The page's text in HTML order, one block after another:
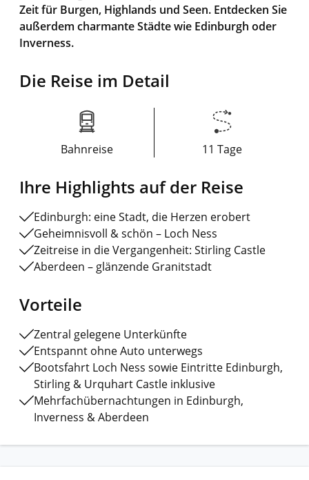
Zeit für Burgen, Highlands und Seen. Entdecken Sie
außerdem charmante Städte wie Edinburgh oder
Inverness.
Die Reise im Detail
Bahnreise 11 Tage
Ihre Highlights auf der Reise
Edinburgh: eine Stadt, die Herzen erobert
Geheimnisvoll & schön – Loch Ness
Zeitreise in die Vergangenheit: Stirling Castle
Aberdeen – glänzende Granitstadt
Vorteile
Zentral gelegene Unterkünfte
Entspannt ohne Auto unterwegs
Bootsfahrt Loch Ness sowie Eintritte Edinburgh,
Stirling & Urquhart Castle inklusive
Mehrfachübernachtungen in Edinburgh,
Inverness & Aberdeen